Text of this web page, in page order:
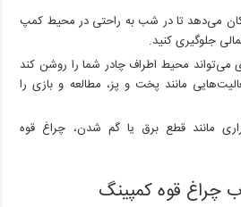
می‌دهد تا در شب به راحتی در محیط کمپ
جلوگیری کنید.
می‌تواند محیط اطراف چادر شما را روشن کند
مانند پخت و پز، مطالعه و بازی را
مانند قطع برق یا گم شدن، چراغ قوه
چراغ قوه کمپینگ